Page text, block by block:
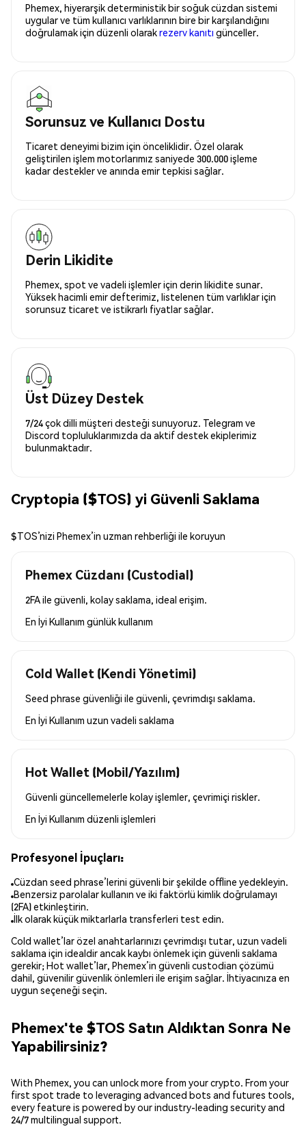
Phemex, hiyerarşik deterministik bir soğuk cüzdan sistemi
uygular ve tüm kullanıcı varlıklarının bire bir karşılandığını
doğrulamak için düzenli olarakrezerv kanıtı günceller.
Sorunsuz ve Kullanıcı Dostu
Ticaret deneyimi bizim için önceliklidir. Özel olarak
geliştirilen işlem motorlarımız saniyede 300.000 işleme
kadar destekler ve anında emir tepkisi sağlar.
Derin Likidite
Phemex, spot ve vadeli işlemler için derin likidite sunar.
Yüksek hacimli emir defterimiz, listelenen tüm varlıklar için
sorunsuz ticaret ve istikrarlı fiyatlar sağlar.
Üst Düzey Destek
7/24 çok dilli müşteri desteği sunuyoruz. Telegram ve
Discord topluluklarımızda da aktif destek ekiplerimiz
bulunmaktadır.
Cryptopia ($TOS) yi Güvenli Saklama
$TOS’nizi Phemex’in uzman rehberliği ile koruyun
Phemex Cüzdanı (Custodial)
2FA ile güvenli, kolay saklama, ideal erişim.
En İyi Kullanım günlük kullanım
Cold Wallet (Kendi Yönetimi)
Seed phrase güvenliği ile güvenli, çevrimdışı saklama.
En İyi Kullanım uzun vadeli saklama
Hot Wallet (Mobil/Yazılım)
Güvenli güncellemelerle kolay işlemler, çevrimiçi riskler.
En İyi Kullanım düzenli işlemleri
Profesyonel İpuçları:
Cüzdan seed phrase’lerini güvenli bir şekilde offline yedekleyin.
Benzersiz parolalar kullanın ve iki faktörlü kimlik doğrulamayı
(2FA) etkinleştirin.
İlk olarak küçük miktarlarla transferleri test edin.
Cold wallet’lar özel anahtarlarınızı çevrimdışı tutar, uzun vadeli
saklama için idealdir ancak kaybı önlemek için güvenli saklama
gerekir; Hot wallet’lar, Phemex’in güvenli custodian çözümü
dahil, güvenilir güvenlik önlemleri ile erişim sağlar. İhtiyacınıza en
uygun seçeneği seçin.
Phemex'te $TOS Satın Aldıktan Sonra Ne
Yapabilirsiniz?
With Phemex, you can unlock more from your crypto. From your
first spot trade to leveraging advanced bots and futures tools,
every feature is powered by our industry-leading security and
24/7 multilingual support.